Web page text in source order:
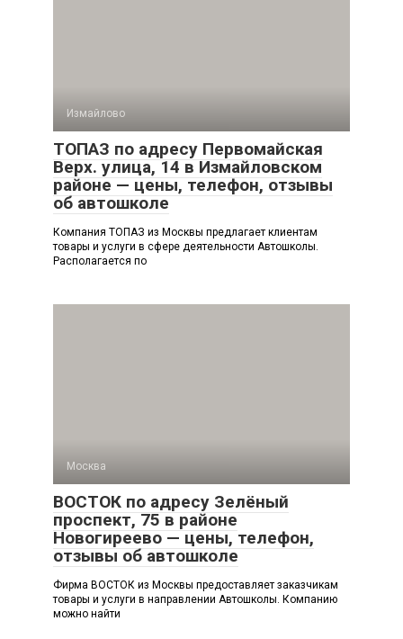
Измайлово
ТОПАЗ по адресу Первомайская
Верх. улица, 14 в Измайловском
районе — цены, телефон, отзывы
об автошколе
Компания ТОПАЗ из Москвы предлагает клиентам
товары и услуги в сфере деятельности Автошколы.
Располагается по
Москва
ВОСТОК по адресу Зелёный
проспект, 75 в районе
Новогиреево — цены, телефон,
отзывы об автошколе
Фирма ВОСТОК из Москвы предоставляет заказчикам
товары и услуги в направлении Автошколы. Компанию
можно найти